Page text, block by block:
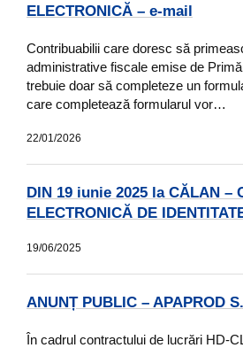
ELECTRONICĂ – e-mail
Contribuabilii care doresc să
administrative fiscale emise de
trebuie doar să completeze un
care completează formularul vor…
22/01/2026
DIN 19 iunie 2025 la CĂLAN –
ELECTRONICĂ DE
19/06/2025
ANUNȚ PUBLIC – APAPROD
În cadrul contractului de lucrări HD-